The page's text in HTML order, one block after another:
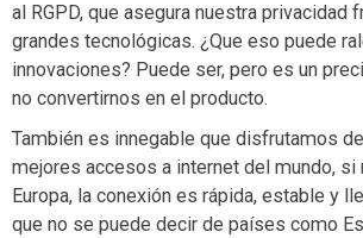
al RGPD, que asegura nuestra privacidad
grandes tecnológicas. ¿Que eso puede
innovaciones? Puede ser, pero es un
no convertirnos en el producto.
También es innegable que disfrutamos
mejores accesos a internet del mundo, si
Europa, la conexión es rápida, estable y
que no se puede decir de países como